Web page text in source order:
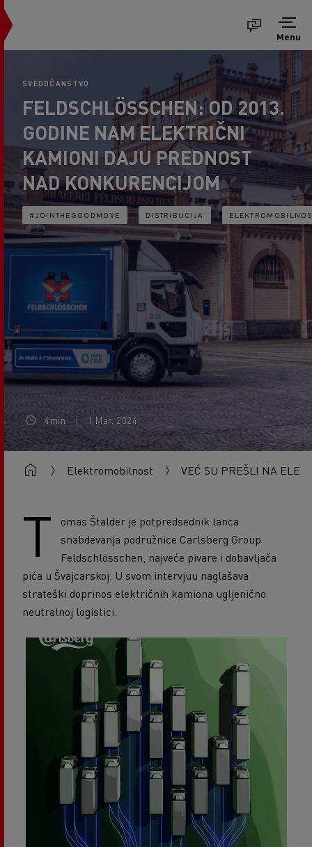
Menu
SVEDOČANSTVO
FELDSCHLÖSSCHEN: OD 2013.
GODINE NAM ELEKTRIČNI
KAMIONI DAJU PREDNOST
NAD KONKURENCIJOM
#JOINTHEGOODMOVE DISTRIBUCIJA
4min 1 Mar. 2024
Elektromobilnost VEĆ SU PREŠLI NA
T omas Štalder je potpredsednik lanca
snabdevanja podružnice Carlsberg Group
Feldschlösschen, najveće pivare i dobavljača
pića u Švajcarskoj. U svom intervjuu naglašava
strateški doprinos električnih kamiona ugljenično
neutralnoj logistici.